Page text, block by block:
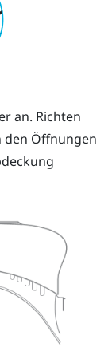
an. Richten
den Öffnungen